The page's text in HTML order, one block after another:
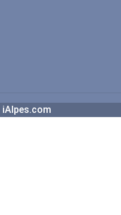
iAlpes.com